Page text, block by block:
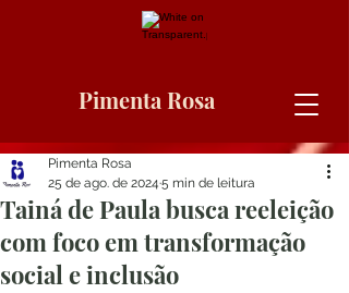
Pimenta Rosa
Tainá de Paula busca reeleição
com foco em transformação
social e inclusão
Pimenta Rosa
25 de ago. de 2024 5 min de leitura